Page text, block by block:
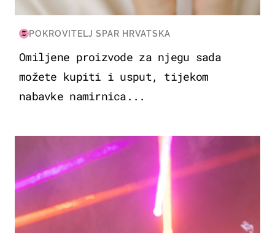
POKROVITELJ SPAR HRVATSKA
Omiljene proizvode za njegu sada
možete kupiti i usput, tijekom
nabavke namirnica...
KULTURA & ZABAVA